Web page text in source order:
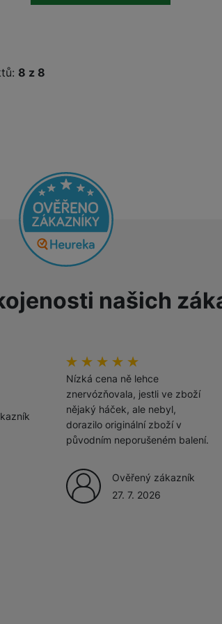
z 8
našich
hodnoceni_zakazniku
100%
Nízká cena ně lehce
znervózňovala, jestli ve zboží
nějaký háček, ale nebyl,
dorazilo originální zboží v
původním neporušeném balení.
Ověřený zákazník
27. 7. 2026